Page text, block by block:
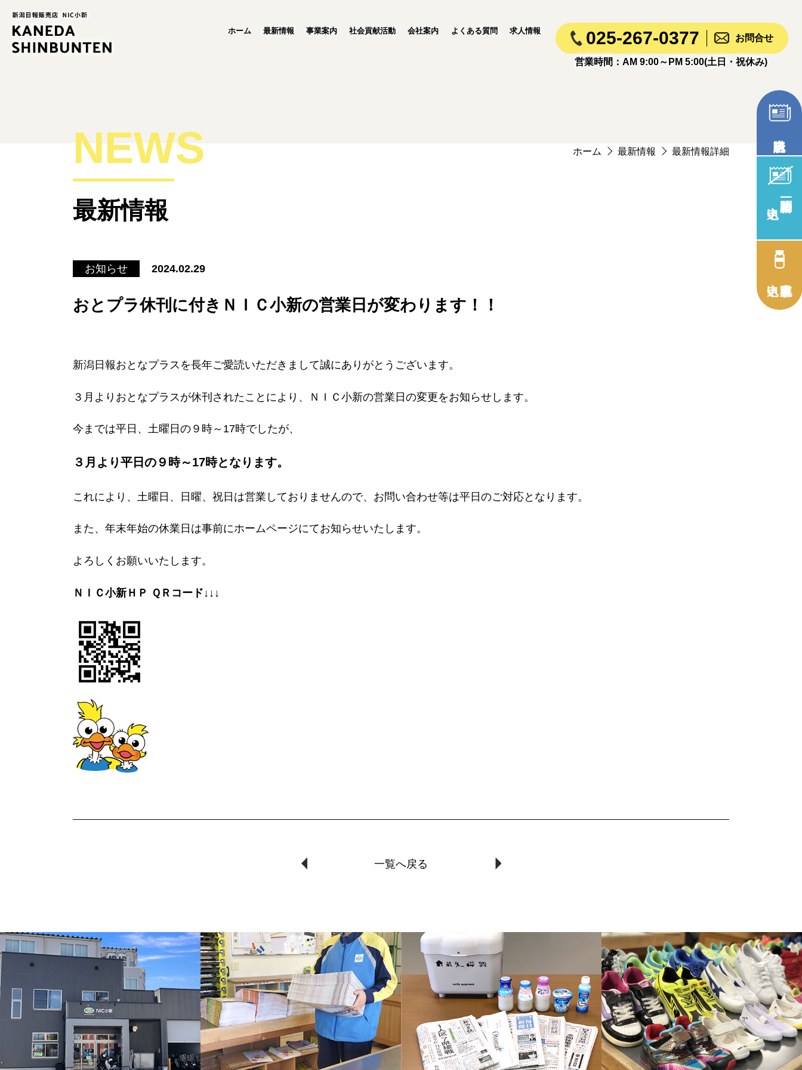
ホーム 最新情報 事業案内 社会貢献活動 会社案内 よくある質問 求人情報 025-267-0377 お問合せ
営業時間：AM 9:00～PM 5:00(土日・祝休み)
新聞一時止め
NEWS ホーム 最新情報 最新情報詳細
最新情報
お知らせ 2024.02.29
おとプラ休刊に付きＮＩＣ小新の営業日が変わります！！
新潟日報おとなプラスを長年ご愛読いただきまして誠にありがとうございます。
３月よりおとなプラスが休刊されたことにより、ＮＩＣ小新の営業日の変更をお知らせします。
今までは平日、土曜日の９時～17時でしたが、
３月より平日の９時～17時となります。
これにより、土曜日、日曜、祝日は営業しておりませんので、お問い合わせ等は平日のご対応となります。
また、年末年始の休業日は事前にホームページにてお知らせいたします。
よろしくお願いいたします。
ＮＩＣ小新ＨＰ ＱＲコード↓↓↓
一覧へ戻る